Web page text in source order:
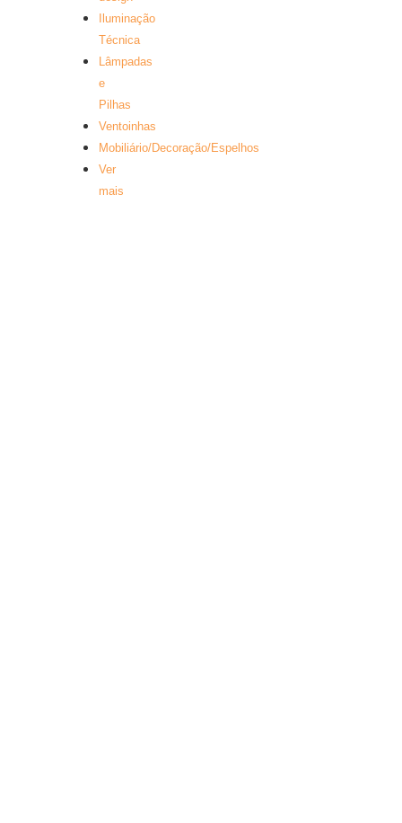
Iluminação
Técnica
Lâmpadas
e
Pilhas
Ventoinhas
Mobiliário/Decoração/Espelhos
Ver
mais